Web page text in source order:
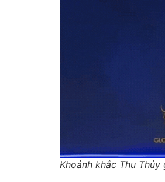
Khoảnh khắc Thu